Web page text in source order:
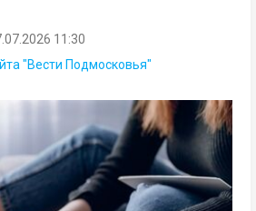
11:30
"Вести Подмосковья"